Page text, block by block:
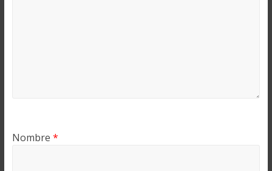
Nombre *